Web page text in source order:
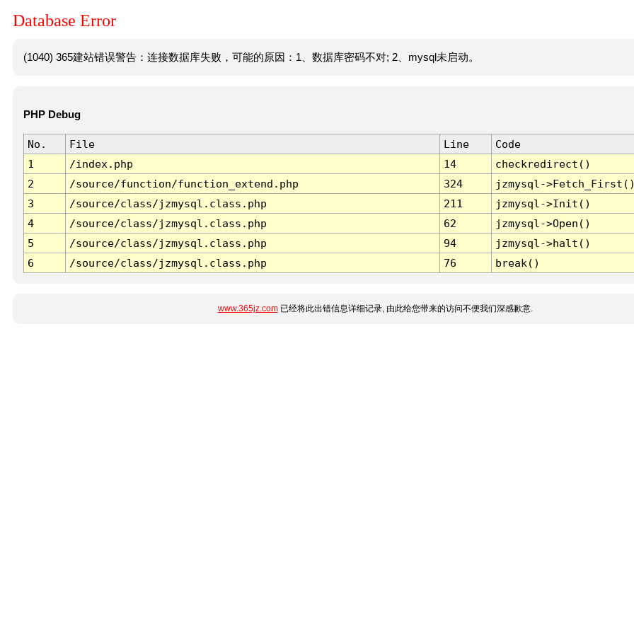
Database Error
(1040) 365建站错误警告：连接数据库失败，可能的原因：1、数据库密码不对; 2、mysql未启动。
PHP Debug
No. File Line
Code
1
/index.php 14
checkredirect()
2
/source/function/function_extend.php 324
jzmysql-
3
/source/class/jzmysql.class.php 211
jzmysql->Init()
4
/source/class/jzmysql.class.php 62
jzmysql->Open()
5
/source/class/jzmysql.class.php 94
jzmysql->halt()
6
/source/class/jzmysql.class.php 76 break()
www.365jz.com已经将此出错信息详细记录, 由此给您带来的访问不便我们深感歉意.